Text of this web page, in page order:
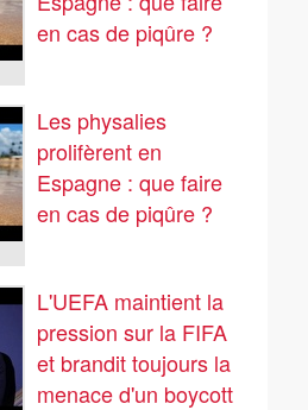
en cas de piqûre ?
Les physalies
prolifèrent en
Espagne : que faire
en cas de piqûre ?
L'UEFA maintient la
pression sur la FIFA
et brandit toujours la
menace d'un boycott